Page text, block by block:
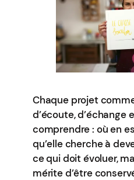
Chaque projet
d’écoute, d’échange
comprendre : où en
qu’elle cherche à
ce qui doit évoluer,
mérite d’être